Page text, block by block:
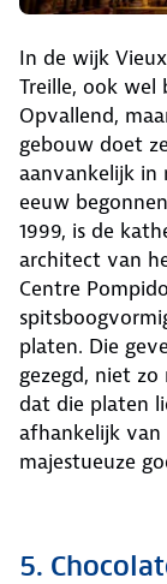
In de wijk
Treille, ook wel
Opvallend,
gebouw doet
aanvankelijk in
eeuw
1999, is de
architect van
Centre
platen. Die
gezegd, niet
dat die platen
afhankelijk
majestueuze
5.